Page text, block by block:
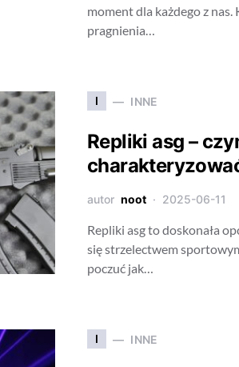
moment dla każdego z nas.
pragnienia…
I INNE
Repliki asg –
autor noot 2025-06-11
Repliki asg to doskonała
się strzelectwem
poczuć jak…
I INNE